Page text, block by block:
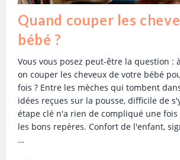
Quand couper les
bébé ?
Vous vous posez peut-être la question :
on couper les cheveux de votre bébé
fois ? Entre les mèches qui tombent
idées reçues sur la pousse, difficile de
étape clé n'a rien de compliqué une
les bons repères. Confort de l'enfant,
…